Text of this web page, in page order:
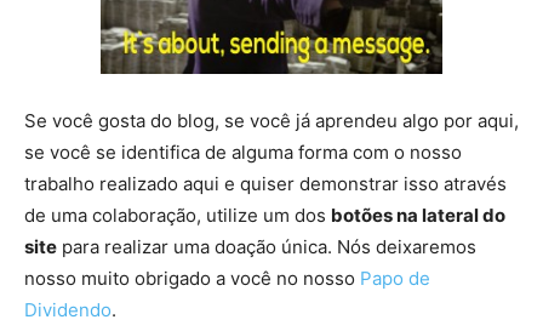
Se você gosta do blog, se você já aprendeu algo por aqui,
se você se identifica de alguma forma com o nosso
trabalho realizado aqui e quiser demonstrar isso através
de uma colaboração, utilize um dos botões na lateral do
site para realizar uma doação única. Nós deixaremos
nosso muito obrigado a você no nosso Papo de
Dividendo.